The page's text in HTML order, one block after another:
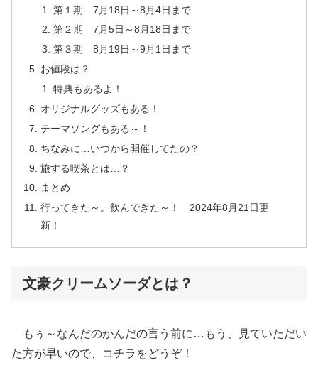
第１期 7月18日～8月4日まで
第２期 7月5日～8月18日まで
第３期 8月19日～9月1日まで
お値段は？
特典もあるよ！
オリジナルグッズもある！
テーマソングもある～！
ちなみに…いつから開催してたの？
旅する喫茶とは…？
まとめ
行ってきた～。飲んできた～！ 2024年8月21日更
新！
文豪クリームソーダとは？
もぅ～なんだのかんだの言う前に…もう、見ていただい
た方が早いので、コチラをどうぞ！